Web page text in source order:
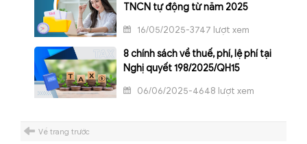
TNCN tự động từ năm 2025
16/05/2025-3747 lượt xem
8 chính sách về thuế, phí, lệ phí tại
Nghị quyết 198/2025/QH15
06/06/2025-4648 lượt xem
Về trang trước